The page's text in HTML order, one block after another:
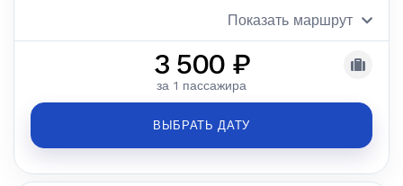
Показать маршрут
3 500 ₽
за 1 пассажира
ВЫБРАТЬ ДАТУ